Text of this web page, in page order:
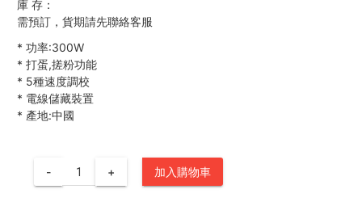
庫 存：
需預訂，貨期請先聯絡客服
* 功率:300W
* 打蛋,搓粉功能
* 5種速度調校
* 電線儲藏裝置
* 產地:中國
- + 加入購物車